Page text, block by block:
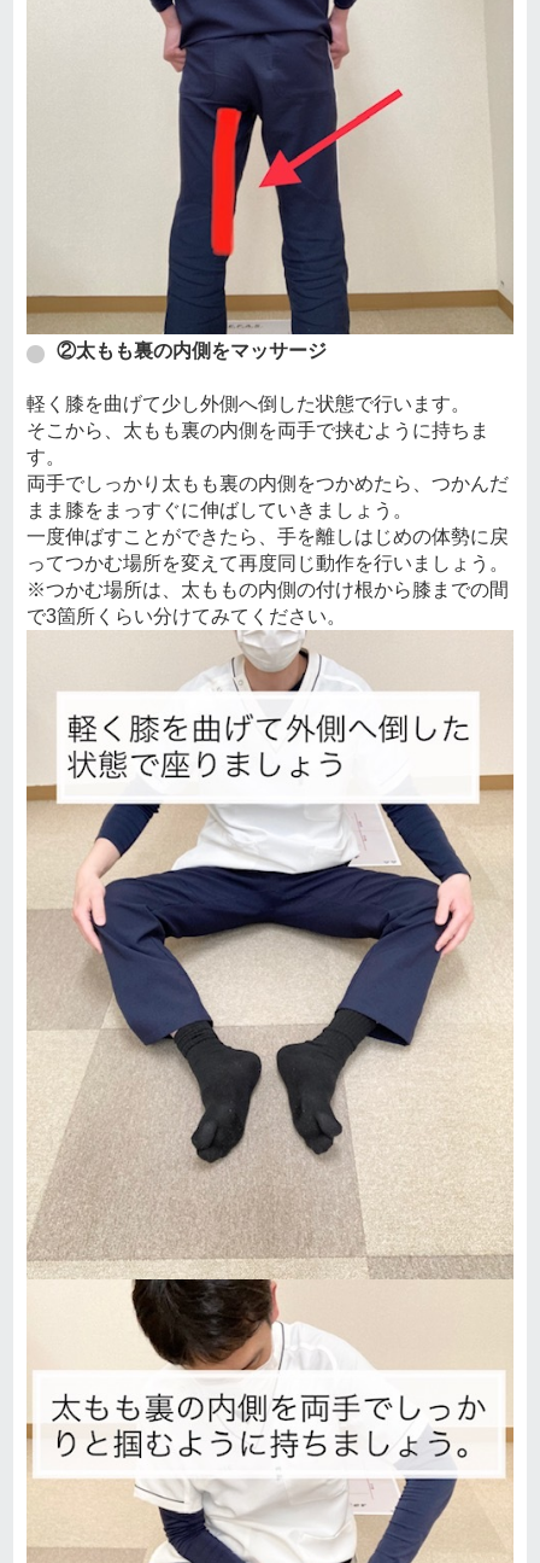
②太もも裏の内側をマッサージ
軽く膝を曲げて少し外側へ倒した状態で行います。
そこから、太もも裏の内側を両手で挟むように持ちま
す。
両手でしっかり太もも裏の内側をつかめたら、つかんだ
まま膝をまっすぐに伸ばしていきましょう。
一度伸ばすことができたら、手を離しはじめの体勢に戻
ってつかむ場所を変えて再度同じ動作を行いましょう。
※つかむ場所は、太ももの内側の付け根から膝までの間
で3箇所くらい分けてみてください。